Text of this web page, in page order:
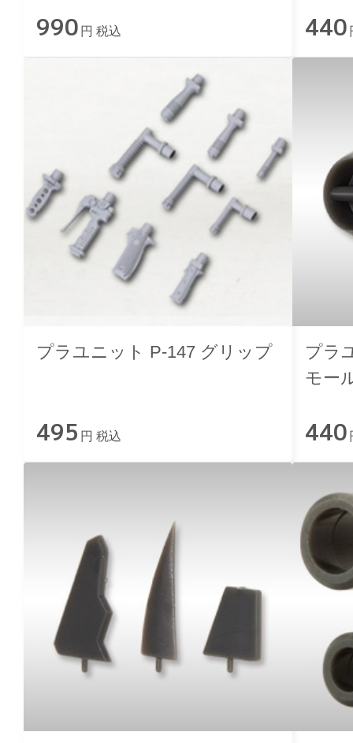
990 円 税込 440
プラユニット P-147 グリップ
495 円 税込
プラ
モー
440